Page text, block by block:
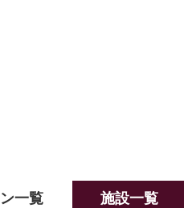
一覧 施設一覧